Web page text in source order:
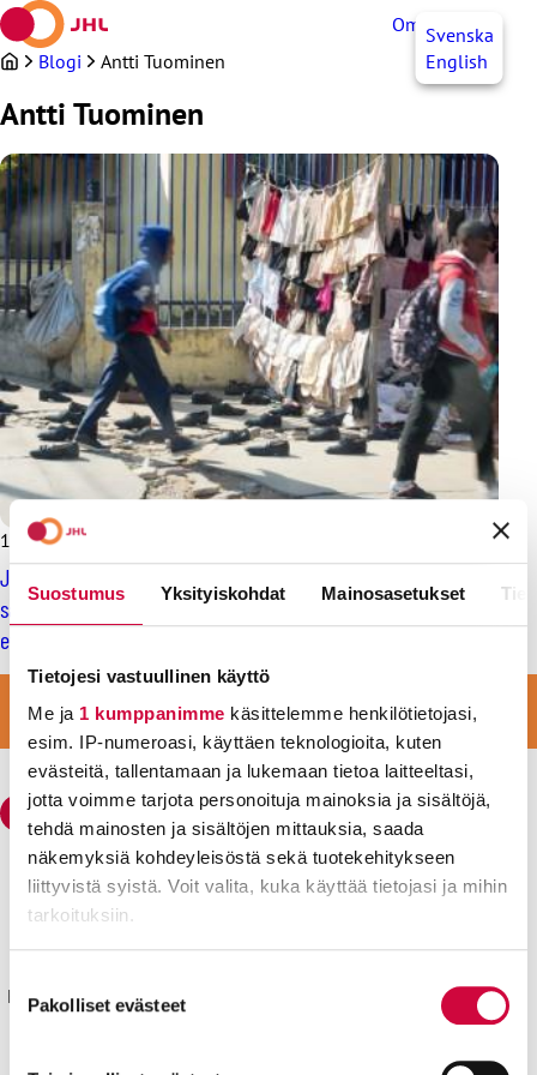
Suostumus Yksityiskohdat Mainosasetukset
Tietojesi vastuullinen käyttö
Me ja 1 kumppanimme käsittelemme henkilötietojasi,
esim. IP-numeroasi, käyttäen teknologioita, kuten
evästeitä, tallentamaan ja lukemaan tietoa laitteeltasi,
jotta voimme tarjota personoituja mainoksia ja sisältöjä,
tehdä mainosten ja sisältöjen mittauksia, saada
näkemyksiä kohdeyleisöstä sekä tuotekehitykseen
liittyvistä syistä. Voit valita, kuka käyttää tietojasi ja mihin
tarkoituksiin.
voit määrittää asetuksesi
. Voit muuttaa
valinta
Pakolliset evästeet
Siirry
sisältöön
OmaJHLSvenska
English
Blogi Antti Tuominen
Antti Tuominen
19.7.2018
JHL Mosambikissa: Ammattiliiton ongelmat ovat
samankaltaisia niin Suomessa kuin päiväntasaajan
eteläpuolellakin – yhteistä on myös aktiivien valtava voima
LIITY VAHVAAN JOUKKOON
LIITY JÄSENEKSI
Julkisten ja hyvinvointialojen liitto JHL
Käyntiosoite: Sörnäisten rantatie 23, 00500 Helsinki
Postiosoite: PL 101, 00531 Helsinki
Kyllä joku hoitaa® sekä isokirjainlyhenne JHL® ovat JHL:lle